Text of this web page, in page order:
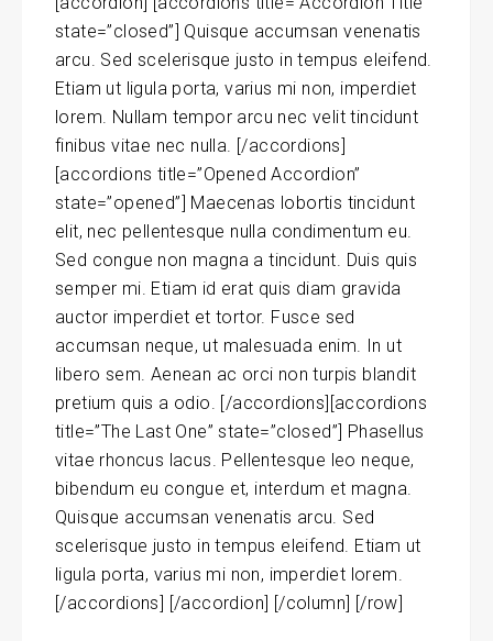
state=”closed”] Quisque accumsan venenatis
arcu. Sed scelerisque justo in tempus eleifend.
Etiam ut ligula porta, varius mi non, imperdiet
lorem. Nullam tempor arcu nec velit tincidunt
finibus vitae nec nulla. [/accordions]
[accordions title=”Opened Accordion”
state=”opened”] Maecenas lobortis tincidunt
elit, nec pellentesque nulla condimentum eu.
Sed congue non magna a tincidunt. Duis quis
semper mi. Etiam id erat quis diam gravida
auctor imperdiet et tortor. Fusce sed
accumsan neque, ut malesuada enim. In ut
libero sem. Aenean ac orci non turpis blandit
pretium quis a odio. [/accordions][accordions
title=”The Last One” state=”closed”] Phasellus
vitae rhoncus lacus. Pellentesque leo neque,
bibendum eu congue et, interdum et magna.
Quisque accumsan venenatis arcu. Sed
scelerisque justo in tempus eleifend. Etiam ut
ligula porta, varius mi non, imperdiet lorem.
[/accordions] [/accordion] [/column] [/row]